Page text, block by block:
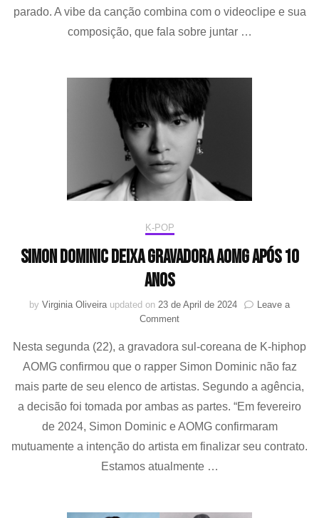
fim
em
“SPOT”
parado. A vibe da canção combina com o videoclipe e sua
composição, que fala sobre juntar …
K-POP
Simon Dominic deixa gravadora AOMG após 10
anos
by Virginia Oliveira updated on 23 de April de 2024
Leave a
Commenton
Dominic
deixa
AOMG
após
anos
Nesta segunda (22), a gravadora sul-coreana de K-hiphop
AOMG confirmou que o rapper Simon Dominic não faz
mais parte de seu elenco de artistas. Segundo a agência,
a decisão foi tomada por ambas as partes. “Em fevereiro
de 2024, Simon Dominic e AOMG confirmaram
mutuamente a intenção do artista em finalizar seu contrato.
Estamos atualmente …